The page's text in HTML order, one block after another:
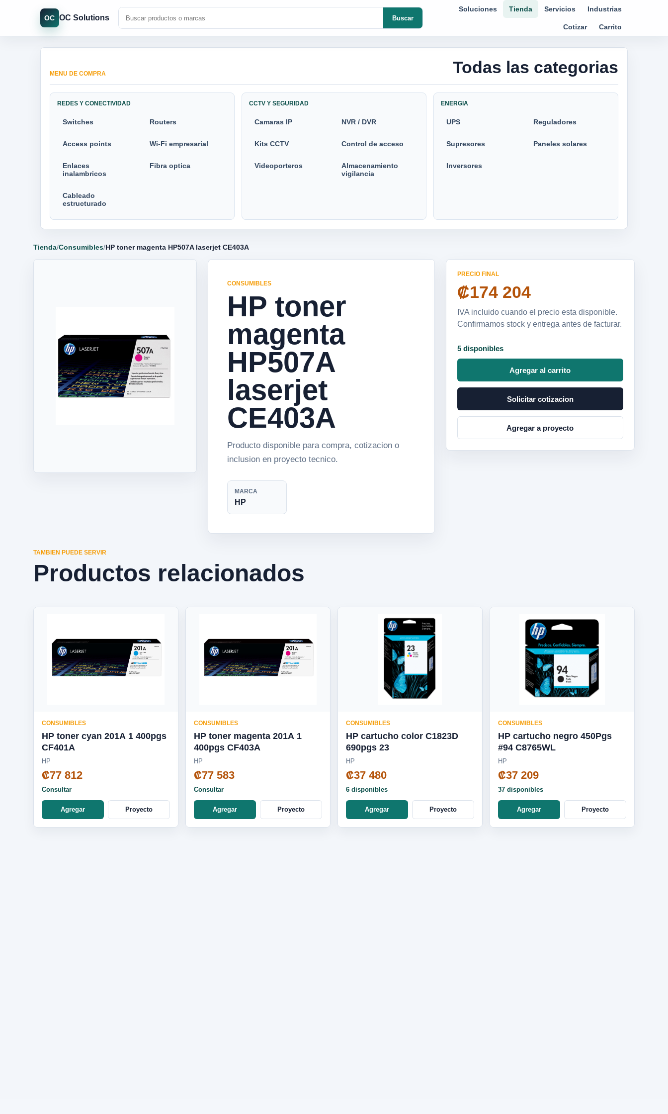
OC OC Solutions Buscar
Soluciones Tienda Servicios Industrias
Cotizar Carrito
MENU DE COMPRA Todas las categorias
REDES Y CONECTIVIDAD
Switches Routers
Access points Wi-Fi empresarial
Enlaces
inalambricos
Fibra optica
Cableado
estructurado
CCTV Y SEGURIDAD
Camaras IP NVR / DVR
Kits CCTV Control de acceso
Videoporteros
Almacenamiento
vigilancia
ENERGIA
UPS Reguladores
Supresores Paneles solares
Inversores
Tienda/Consumibles/HP toner magenta HP507A laserjet CE403A
CONSUMIBLES
HP toner
magenta
HP507A
laserjet
CE403A
Producto disponible para compra, cotizacion o
inclusion en proyecto tecnico.
MARCA
HP
PRECIO FINAL
₡174 204
IVA incluido cuando el precio esta disponible.
Confirmamos stock y entrega antes de facturar.
5 disponibles
Agregar al carrito
Solicitar cotizacion
Agregar a proyecto
TAMBIEN PUEDE SERVIR
Productos relacionados
CONSUMIBLES
HP toner cyan 201A 1 400pgs
CF401A
HP
₡77 812
Consultar
Agregar Proyecto
CONSUMIBLES
HP toner magenta 201A 1
400pgs CF403A
HP
₡77 583
Consultar
Agregar Proyecto
CONSUMIBLES
HP cartucho color C1823D
690pgs 23
HP
₡37 480
6 disponibles
Agregar Proyecto
CONSUMIBLES
HP cartucho negro 450Pgs
#94 C8765WL
HP
₡37 209
37 disponibles
Agregar Proyecto